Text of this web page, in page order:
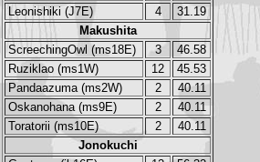
Leonishiki (J7E)
4
31.19
Makushita
ScreechingOwl (ms18E)
3
46.58
Ruziklao (ms1W)
12
45.53
Pandaazuma (ms2W)
2
40.11
Oskanohana (ms9E)
2
40.11
Toratorii (ms10E)
2
40.11
Jonokuchi